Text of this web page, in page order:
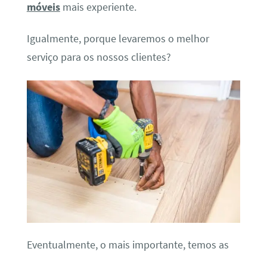
móveismais experiente.
Igualmente, porque levaremos o melhor
serviço para os nossos clientes?
Eventualmente, o mais importante, temos as